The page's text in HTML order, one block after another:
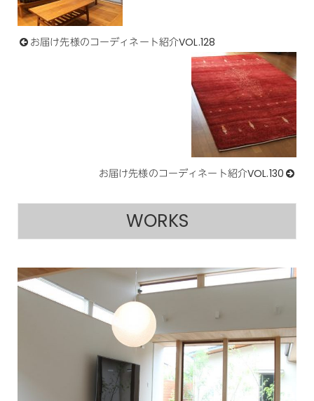
お届け先様のコーディネート紹介VOL.128
お届け先様のコーディネート紹介VOL.130
WORKS